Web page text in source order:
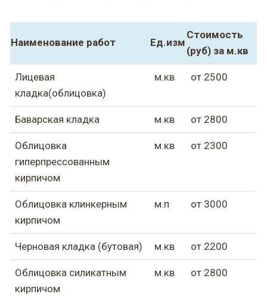
Наименование работ Ед.изм
Стоимость
(руб) за м.кв
Лицевая
кладка(облицовка)
м.кв от 2500
Баварская кладка м.кв от 2800
Облицовка
гиперпрессованным
кирпичом
м.кв от 2300
Облицовка клинкерным
кирпичом
м.п от 3000
Черновая кладка (бутовая) м.кв от 2200
Облицовка силикатным
кирпичом
м.кв от 2800